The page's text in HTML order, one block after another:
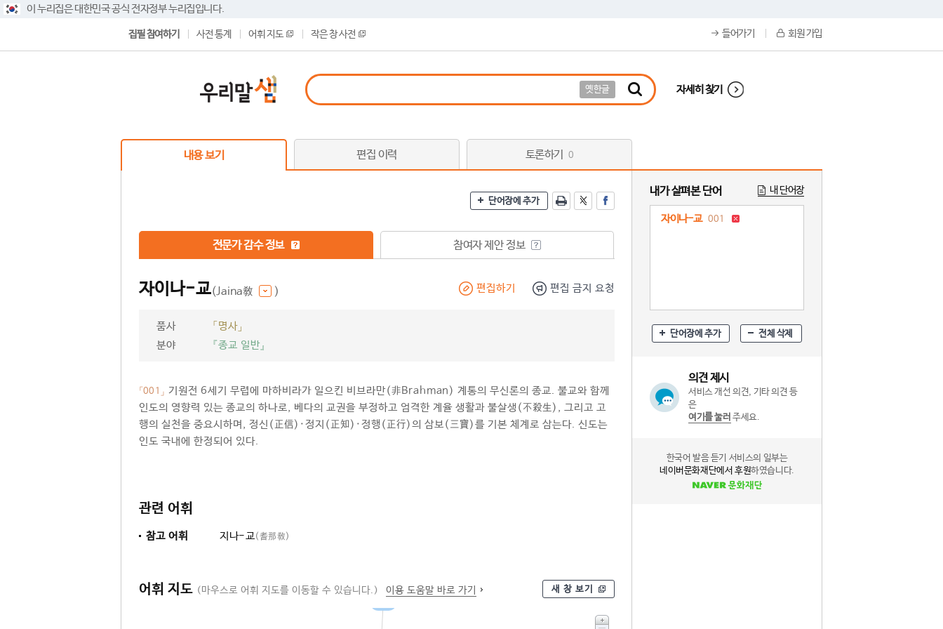
이 누리집은 대한민국 공식 전자정부 누리집입니다.
집필 참여하기 사전 통계 어휘 지도 작은 창 사전 들어가기 회원 가입
옛한글 자세히 찾기
내용 보기 편집 이력 토론하기 0
단어장에 추가
전문가 감수 정보 참여자 제안 정보
자이나-교(Jaina敎 ) 편집하기 편집 금지 요청
품사
「명사」
분야
『종교 일반』
「001」 기원전 6세기 무렵에 마하비라가 일으킨 비브라만(非Brahman) 계통의 무신론의 종교. 불교와 함께
인도의 영향력 있는 종교의 하나로, 베다의 교권을 부정하고 엄격한 계율 생활과 불살생(不殺生), 그리고 고
행의 실천을 중요시하며, 정신(正信)·정지(正知)·정행(正行)의 삼보(三寶)를 기본 체계로 삼는다. 신도는
인도 국내에 한정되어 있다.
관련 어휘
참고 어휘 지나-교(耆那敎)
어휘 지도 (마우스로 어휘 지도를 이동할 수 있습니다.) 이용 도움말 바로 가기 새 창 보기
내가 살펴본 단어 내 단어장
자이나-교 001
단어장에 추가 전체 삭제
의견 제시
서비스 개선 의견, 기타 의견 등
은
여기를 눌러 주세요.
한국어 발음 듣기 서비스의 일부는
네이버문화재단에서 후원하였습니다.